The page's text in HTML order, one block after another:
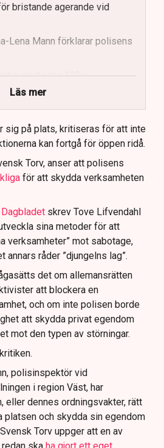
bristande agerande vid
Lena Mann förklarar polisens
med cirka 120
och uniformerad polis
bevis.
komplext när det gäller
rättigheter och gränser.
Läs mer
sig på plats, kritiseras för att inte
kan fortgå för öppen ridå.
Torv, anser att polisens
för att skydda verksamheten
skrev Tove Lifvendahl
sina metoder för att
verksamheter” mot sabotage,
annars råder ”djungelns lag”.
det om allemansrätten
att blockera en
och om inte polisen borde
att skydda privat egendom
mot den typen av störningar.
polisinspektör vid
i region Väst, har
eller dennes ordningsvakter, rätt
platsen och skydda sin egendom
Torv uppger att en av